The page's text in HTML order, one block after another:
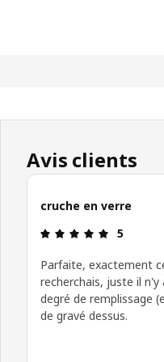
Avis clients
Ignorer les avis clients
cruche en verre
Avis: 5
5
Parfaite, exactement
recherchais, juste il n'y
degré de remplissage
de gravé dessus.